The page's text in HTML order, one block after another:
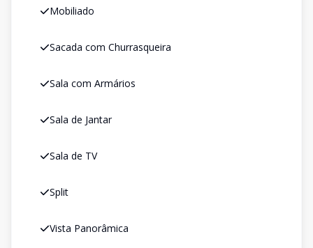
Mobiliado
Sacada com Churrasqueira
Sala com Armários
Sala de Jantar
Sala de TV
Split
Vista Panorâmica